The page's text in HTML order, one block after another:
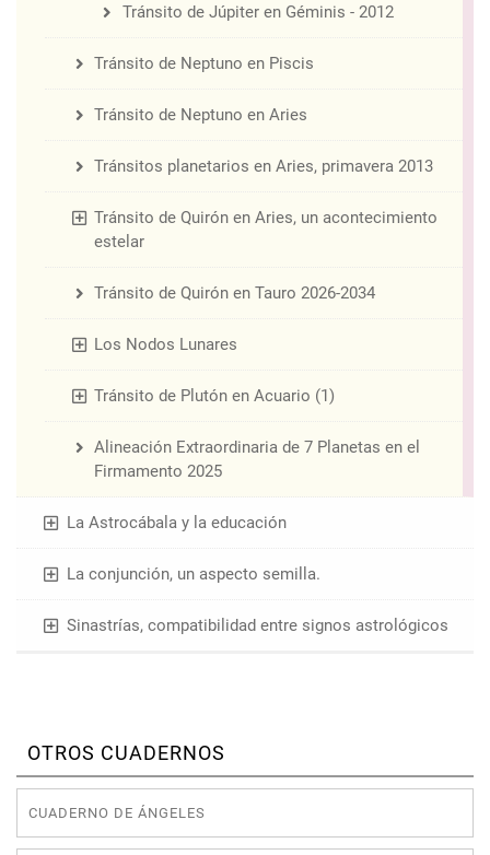
Tránsito de Júpiter en Géminis - 2012
Tránsito de Neptuno en Piscis
Tránsito de Neptuno en Aries
Tránsitos planetarios en Aries, primavera 2013
Tránsito de Quirón en Aries, un acontecimiento
estelar
Tránsito de Quirón en Tauro 2026-2034
Los Nodos Lunares
Tránsito de Plutón en Acuario (1)
Alineación Extraordinaria de 7 Planetas en el
Firmamento 2025
La Astrocábala y la educación
La conjunción, un aspecto semilla.
Sinastrías, compatibilidad entre signos astrológicos
OTROS CUADERNOS
CUADERNO DE ÁNGELES